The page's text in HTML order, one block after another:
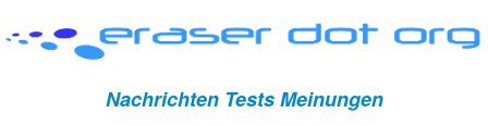
Nachrichten Tests Meinungen